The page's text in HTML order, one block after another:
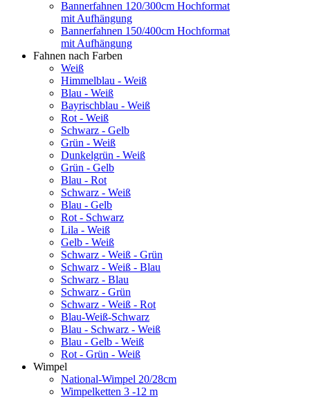
Bannerfahnen 120/300cm Hochformat
mit Aufhängung
Bannerfahnen 150/400cm Hochformat
mit Aufhängung
Fahnen nach Farben
Weiß
Himmelblau - Weiß
Blau - Weiß
Bayrischblau - Weiß
Rot - Weiß
Schwarz - Gelb
Grün - Weiß
Dunkelgrün - Weiß
Grün - Gelb
Blau - Rot
Schwarz - Weiß
Blau - Gelb
Rot - Schwarz
Lila - Weiß
Gelb - Weiß
Schwarz - Weiß - Grün
Schwarz - Weiß - Blau
Schwarz - Blau
Schwarz - Grün
Schwarz - Weiß - Rot
Blau-Weiß-Schwarz
Blau - Schwarz - Weiß
Blau - Gelb - Weiß
Rot - Grün - Weiß
Wimpel
National-Wimpel 20/28cm
Wimpelketten 3 -12 m